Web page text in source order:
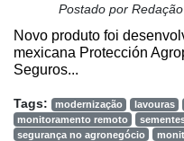
Postado por Redação
Novo produto foi
mexicana Protección
Seguros...
Tags: modernização lavouras
monitoramento remoto
segurança no agronegócio